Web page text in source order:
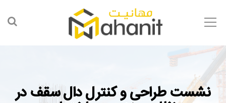
نشست طراحی و کنترل دال سقف در